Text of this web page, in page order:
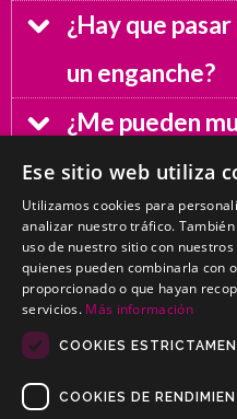
¿Hay que
un enganche?
¿Me pueden
enganche
nada?
¿Puedo montar
ha estado
Ese sitio web utiliza
Utilizamos cookies para
analizar nuestro tráfico.
uso de nuestro sitio con
quienes pueden combinarla con
proporcionado o que hayan
servicios. Más información
COOKIES
COOKIES DE